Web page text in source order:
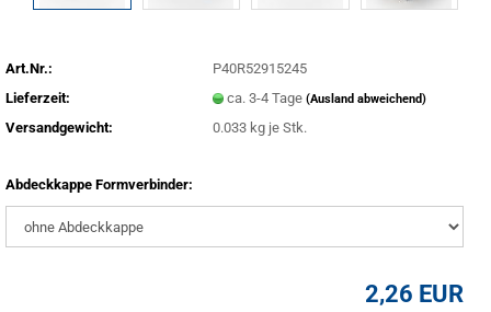
Art.Nr.:
P40R52915245
Lieferzeit:
ca. 3-4 Tage(Ausland abweichend)
Versandgewicht: 0.033 kg je Stk.
Abdeckkappe Formverbinder:
2,26 EUR